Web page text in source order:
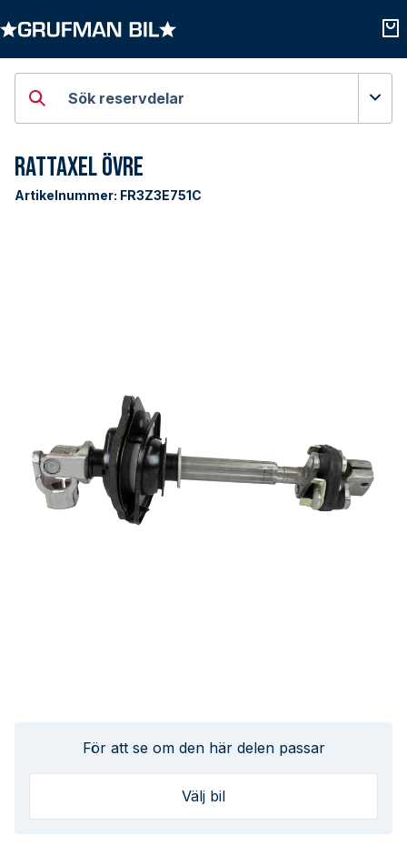
Sök reservdelar
Rattaxel Övre
Artikelnummer: FR3Z3E751C
För att se om den här delen passar
Välj bil